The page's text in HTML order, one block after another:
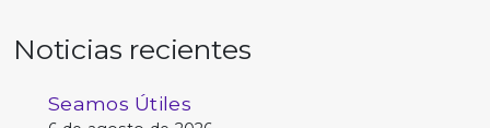
Noticias recientes
Seamos Útiles